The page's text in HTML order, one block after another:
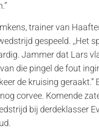
trainer van
gespeeld. ,,Het
Jammer dat Lars
die pingel de fout
de kruising geraakt.”
corvee. Komende
bij derdeklasser